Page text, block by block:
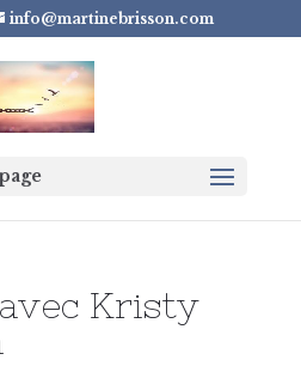
info@martinebrisson.com
Kristy